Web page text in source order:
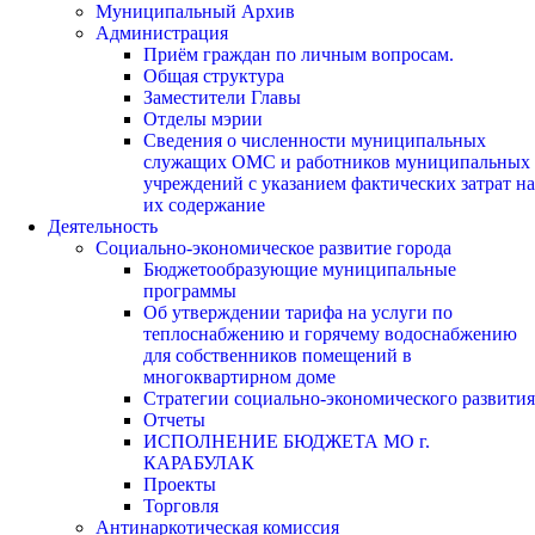
Муниципальный Архив
Администрация
Приём граждан по личным вопросам.
Общая структура
Заместители Главы
Отделы мэрии
Сведения о численности муниципальных
служащих ОМС и работников муниципальных
учреждений с указанием фактических затрат на
их содержание
Деятельность
Социально-экономическое развитие города
Бюджетообразующие муниципальные
программы
Об утверждении тарифа на услуги по
теплоснабжению и горячему водоснабжению
для собственников помещений в
многоквартирном доме
Стратегии социально-экономического развития
Отчеты
ИСПОЛНЕНИЕ БЮДЖЕТА МО г.
КАРАБУЛАК
Проекты
Торговля
Антинаркотическая комиссия